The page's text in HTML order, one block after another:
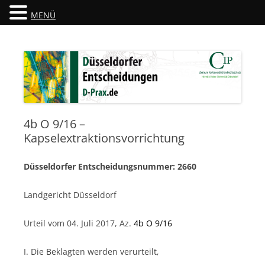
Düsseldorfer Entscheidungen
4b O 9/16 –
Kapselextraktionsvorrichtung
Düsseldorfer Entscheidungsnummer: 2660
Landgericht Düsseldorf
Urteil vom 04. Juli 2017, Az. 4b O 9/16
I. Die Beklagten werden verurteilt,
MENÜ